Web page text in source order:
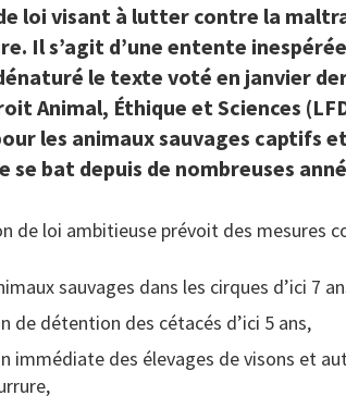
loi visant à lutter contre la
Il s’agit d’une entente
le texte voté en janvier
Animal, Éthique et Sciences
les animaux sauvages captifs
se bat depuis de nombreuses
de loi ambitieuse prévoit des mesures
sauvages dans les cirques d’ici 7
de détention des cétacés d’ici 5 ans,
immédiate des élevages de visons et